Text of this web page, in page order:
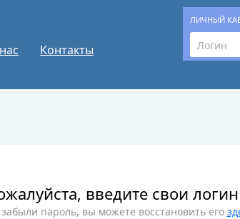
ЛИЧНЫЙ
Контакты
введите свои
пароль, вы можете восстановить его